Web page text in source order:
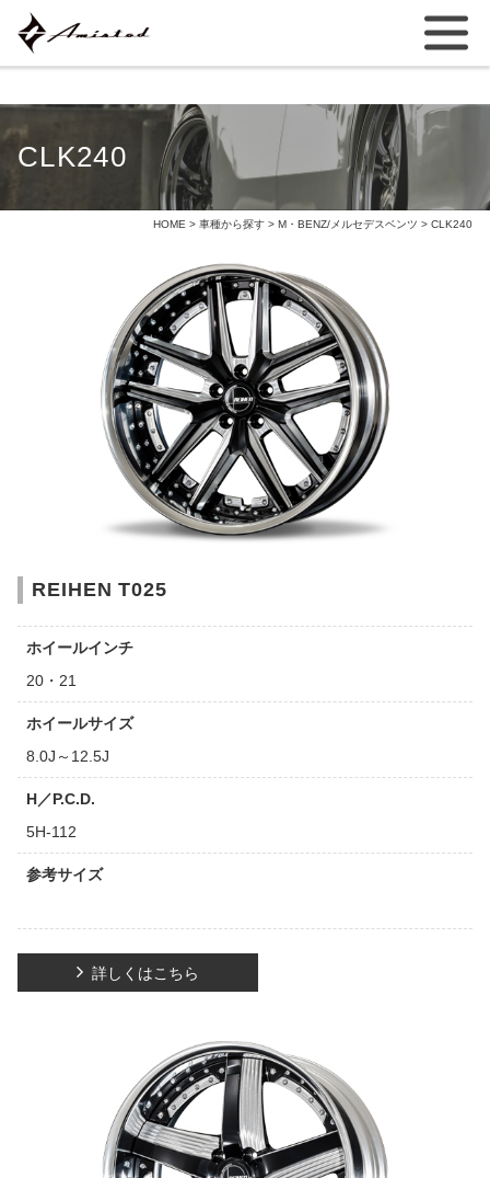
CLK240
HOME > 車種から探す > M・BENZ/メルセデスベンツ > CLK240
REIHEN T025
ホイールインチ
20・21
ホイールサイズ
8.0J～12.5J
H／P.C.D.
5H-112
参考サイズ
詳しくはこちら